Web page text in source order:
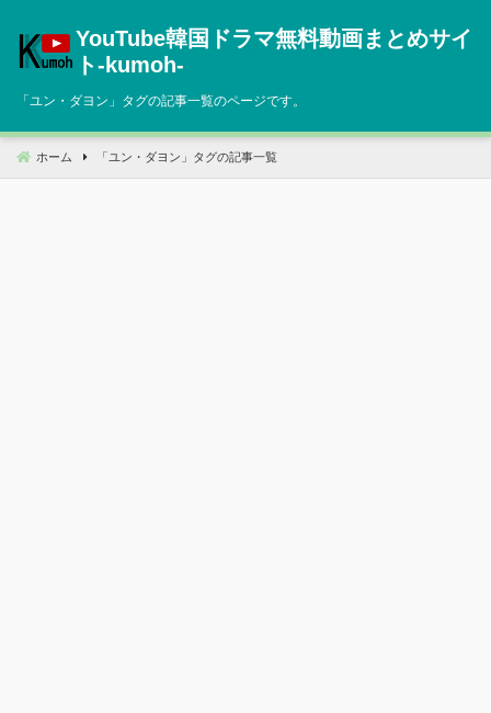
へ
動
YouTube韓国ドラマ無料動画まとめサイ
ト‐kumoh‐
「 ユン・ダヨン 」タグの記事一覧のページです。
ホーム 「 ユン・ダヨン 」タグの記事一覧